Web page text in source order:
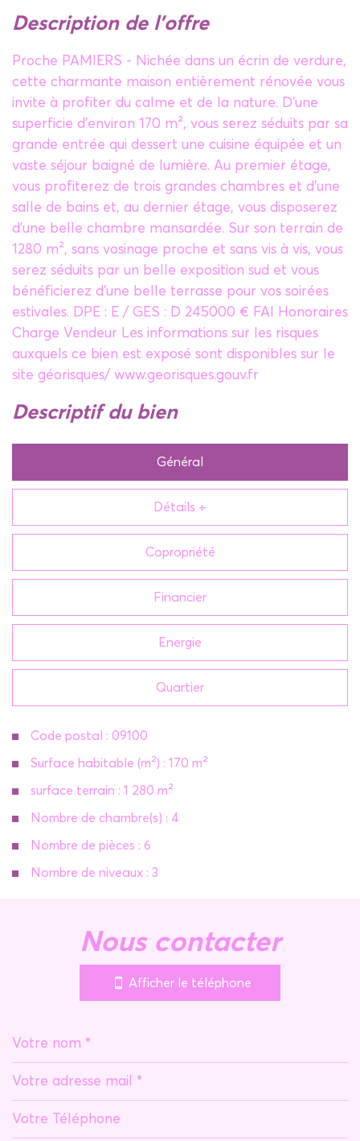
description de l'offre
Proche PAMIERS - Nichée dans un écrin de verdure,
cette charmante maison entièrement rénovée vous
invite à profiter du calme et de la nature. D'une
superficie d'environ 170 m², vous serez séduits par sa
grande entrée qui dessert une cuisine équipée et un
vaste séjour baigné de lumière. Au premier étage,
vous profiterez de trois grandes chambres et d'une
salle de bains et, au dernier étage, vous disposerez
d'une belle chambre mansardée. Sur son terrain de
1280 m², sans vosinage proche et sans vis à vis, vous
serez séduits par un belle exposition sud et vous
bénéficierez d'une belle terrasse pour vos soirées
estivales. DPE : E / GES : D 245000 € FAI Honoraires
Charge Vendeur Les informations sur les risques
auxquels ce bien est exposé sont disponibles sur le
site géorisques/ www.georisques.gouv.fr
descriptif du bien
Général
Détails +
Copropriété
Financier
Energie
Quartier
Code postal : 09100
Surface habitable (m²) : 170 m²
surface terrain : 1 280 m²
Nombre de chambre(s) : 4
Nombre de pièces : 6
Nombre de niveaux : 3
nous contacter
Afficher le téléphone